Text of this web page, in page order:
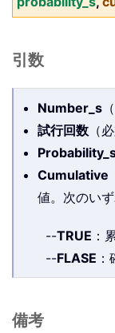
引数
Number_s
試行回数 （
Cumulative
値。次のい
--TRUE ：
--FLASE
備考